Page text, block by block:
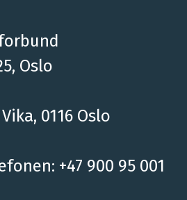
Oslo
0116 Oslo
+47 900 95 001